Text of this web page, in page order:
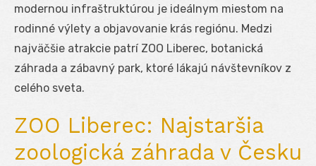
modernou infraštruktúrou je ideálnym miestom na
rodinné výlety a objavovanie krás regiónu. Medzi
najväčšie atrakcie patrí ZOO Liberec, botanická
záhrada a zábavný park, ktoré lákajú návštevníkov z
celého sveta.
ZOO Liberec: Najstaršia
zoologická záhrada v Česku